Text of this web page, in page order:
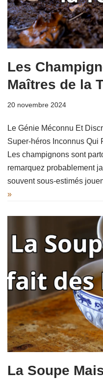
Les
Maîtres de la
20 novembre 2024
Le Génie Méconnu Et
Super-héros Inconnus Qui
Les champignons sont
remarquez probablement
souvent sous-estimés
»
La Soupe